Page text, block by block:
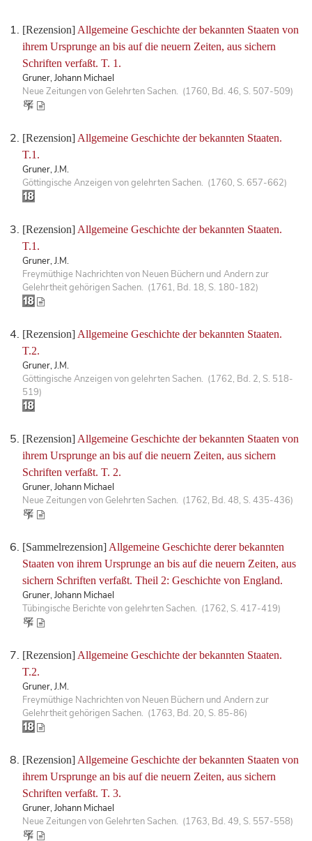
[Rezension] Allgemeine Geschichte der bekannten Staaten von
ihrem Ursprunge an bis auf die neuern Zeiten, aus sichern
Schriften verfaßt. T. 1.
Gruner, Johann Michael
Neue Zeitungen von Gelehrten Sachen. (1760, Bd. 46, S. 507-509)
[Rezension] Allgemeine Geschichte der bekannten Staaten.
T.1.
Gruner, J.M.
Göttingische Anzeigen von gelehrten Sachen. (1760, S. 657-662)
[Rezension] Allgemeine Geschichte der bekannten Staaten.
T.1.
Gruner, J.M.
Freymüthige Nachrichten von Neuen Büchern und Andern zur
Gelehrtheit gehörigen Sachen. (1761, Bd. 18, S. 180-182)
[Rezension] Allgemeine Geschichte der bekannten Staaten.
T.2.
Gruner, J.M.
Göttingische Anzeigen von gelehrten Sachen. (1762, Bd. 2, S. 518-
519)
[Rezension] Allgemeine Geschichte der bekannten Staaten von
ihrem Ursprunge an bis auf die neuern Zeiten, aus sichern
Schriften verfaßt. T. 2.
Gruner, Johann Michael
Neue Zeitungen von Gelehrten Sachen. (1762, Bd. 48, S. 435-436)
[Sammelrezension] Allgemeine Geschichte derer bekannten
Staaten von ihrem Ursprunge an bis auf die neuern Zeiten, aus
sichern Schriften verfaßt. Theil 2: Geschichte von England.
Gruner, Johann Michael
Tübingische Berichte von gelehrten Sachen. (1762, S. 417-419)
[Rezension] Allgemeine Geschichte der bekannten Staaten.
T.2.
Gruner, J.M.
Freymüthige Nachrichten von Neuen Büchern und Andern zur
Gelehrtheit gehörigen Sachen. (1763, Bd. 20, S. 85-86)
[Rezension] Allgemeine Geschichte der bekannten Staaten von
ihrem Ursprunge an bis auf die neuern Zeiten, aus sichern
Schriften verfaßt. T. 3.
Gruner, Johann Michael
Neue Zeitungen von Gelehrten Sachen. (1763, Bd. 49, S. 557-558)